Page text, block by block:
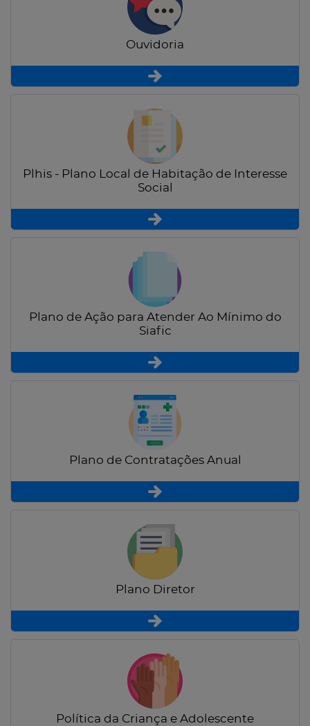
Ouvidoria
Plhis - Plano Local de Habitação de Interesse
Social
Plano de Ação para Atender Ao Mínimo do
Siafic
Plano de Contratações Anual
Plano Diretor
Política da Criança e Adolescente